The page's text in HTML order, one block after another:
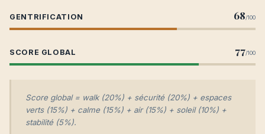
GENTRIFICATION 68/100
SCORE GLOBAL 77/100
Score global = walk (20%) + sécurité (20%) + espaces
verts (15%) + calme (15%) + air (15%) + soleil (10%) +
stabilité (5%).